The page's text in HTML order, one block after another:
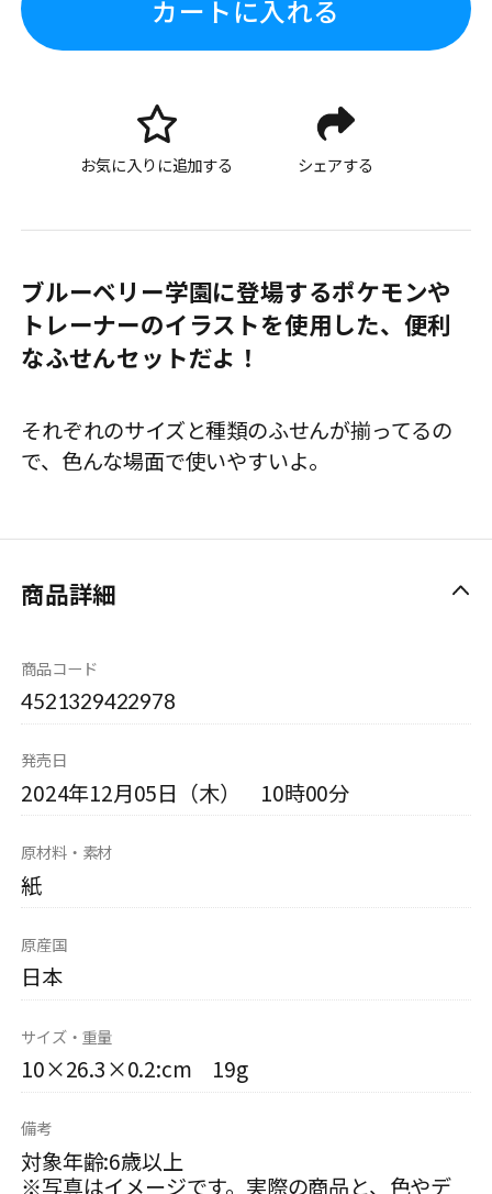
カートに入れる
お気に入りに追加する シェアする
ブルーベリー学園に登場するポケモンや
トレーナーのイラストを使用した、便利
なふせんセットだよ！
それぞれのサイズと種類のふせんが揃ってるの
で、色んな場面で使いやすいよ。
商品詳細
商品コード
4521329422978
発売日
2024年12月05日（木） 10時00分
原材料・素材
紙
原産国
日本
サイズ・重量
10×26.3×0.2:cm 19g
備考
対象年齢:6歳以上
※写真はイメージです。実際の商品と、色やデ